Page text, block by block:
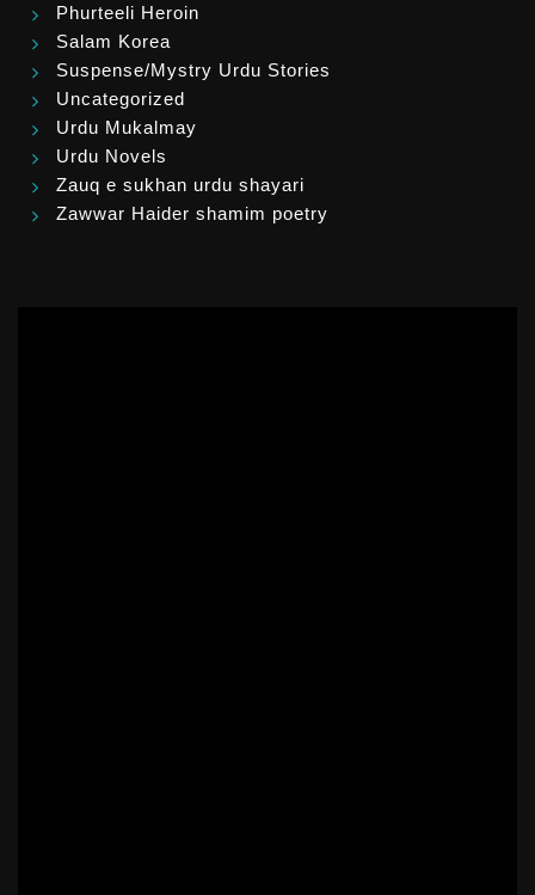
Phurteeli Heroin
Salam Korea
Suspense/Mystry Urdu Stories
Uncategorized
Urdu Mukalmay
Urdu Novels
Zauq e sukhan urdu shayari
Zawwar Haider shamim poetry